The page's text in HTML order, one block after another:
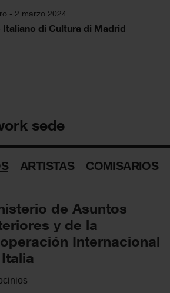
- 2 marzo 2024
di Cultura di Madrid
sede
ARTISTAS COMISARIOS
de Asuntos
y de la
Internacional